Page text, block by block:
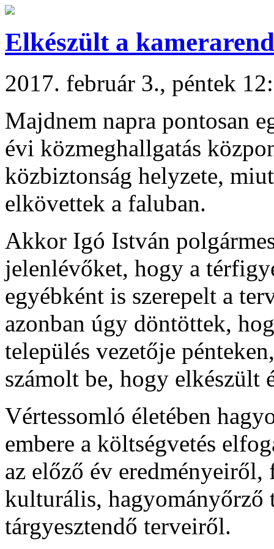
Elkészült a
2017. február 3., péntek
Majdnem napra pontosan
évi közmeghallgatás
közbiztonság helyzete,
elkövettek a faluban.
Akkor Igó István
jelenlévőket, hogy a
egyébként is szerepelt a
azonban úgy döntöttek,
település vezetője
számolt be, hogy elkészült
Vértessomló életében
embere a költségvetés
az előző év
kulturális, hagyományőrző
tárgyesztendő terveiről.